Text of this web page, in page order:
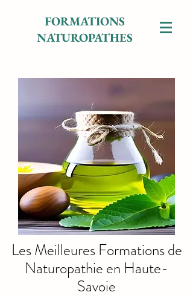
FORMATIONS
NATUROPATHES
Les Meilleures Formations de
Naturopathie en Haute-
Savoie